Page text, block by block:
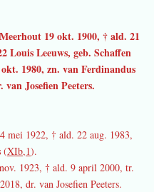
19 okt. 1900, † ald. 21
Louis Leeuws, geb. Schaffen
1980, zn. van Ferdinandus
Josefien Peeters.
mei 1922, † ald. 22 aug. 1983,
(XIb,1).
1923, † ald. 9 april 2000, tr.
dr. van Josefien Peeters.